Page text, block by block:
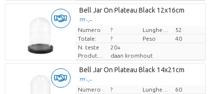
Bell Jar On Plateau Black 12x16cm
??? -,--
Prezzo x uno
Numero ?
52
Totale:
? Peso
40
N. teste
20+
Produttore
daan kromhout
Bell Jar On Plateau Black 14x21cm
??? -,--
Prezzo x uno
Numero ?
60